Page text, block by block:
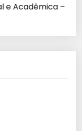
e Acadêmica –